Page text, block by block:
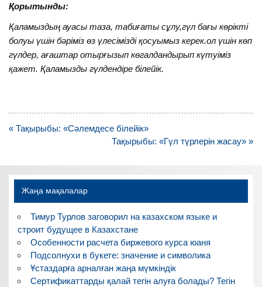
Қорытынды:
Қаламыздың ауасы таза, табиғаты сұлу,гүл бағы көрікті
болуы үшін бәріміз өз үлесімізді қосуымыз керек.ол үшін көп
гүлдер, ағаштар отырғызып көгалдандырып күтуіміз
қажет. Қаламызды гүлдендіре білейік.
Навигация
« Тақырыбы: «Сәлемдесе білейік»
Тақырыбы: «Гүл түрлерін жасау» »
Жаңа мақалалар
Тимур Турлов заговорил на казахском языке и
строит будущее в Казахстане
Особенности расчета биржевого курса юаня
Подсолнухи в букете: значение и символика
Ұстаздарға арналған жаңа мүмкіндік
Сертификаттарды қалай тегін алуға болады? Тегін